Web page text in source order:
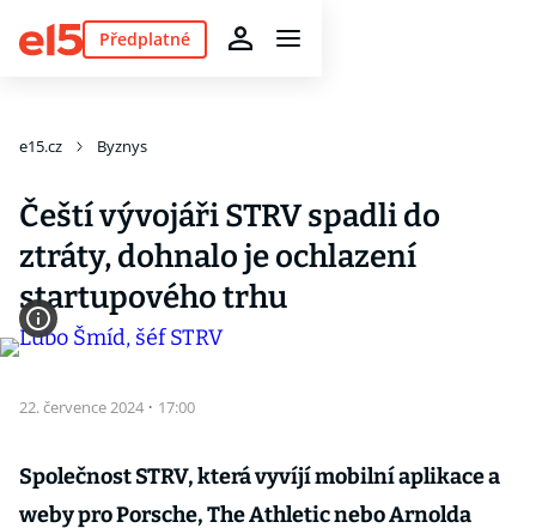
Předplatné
e15.cz Byznys
Čeští vývojáři STRV spadli do
ztráty, dohnalo je ochlazení
startupového trhu
22. července 2024 · 17:00
Společnost STRV, která vyvíjí mobilní aplikace a
weby pro Porsche, The Athletic nebo Arnolda